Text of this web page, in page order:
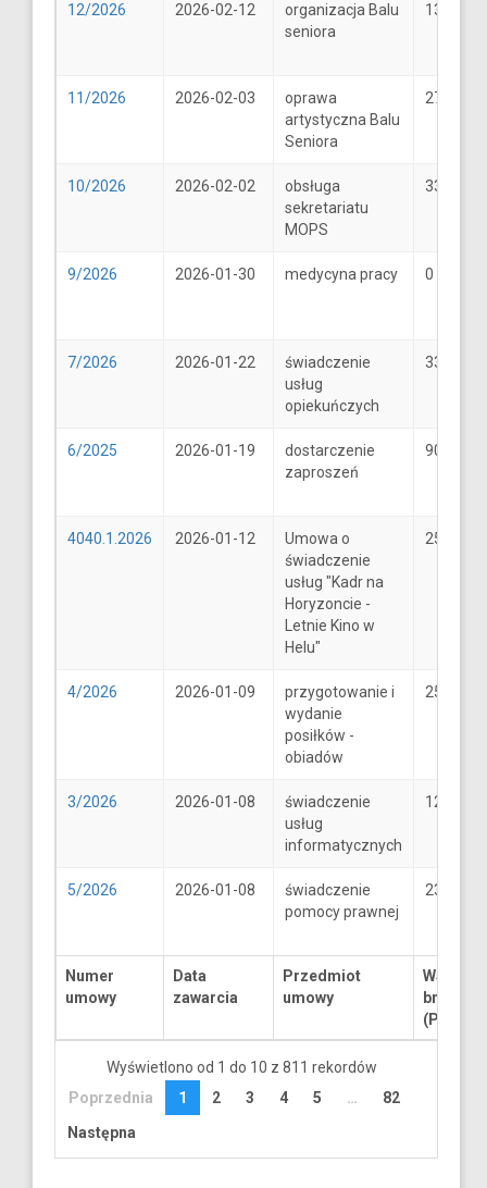
Numer
umowy
Data
zawarcia
Przedmiot
umowy
Wartość
brutto
(PLN)
12/2026 2026-02-12
organizacja Balu
seniora
13289.6
11/2026 2026-02-03
oprawa
artystyczna Balu
Seniora
2706
10/2026 2026-02-02
obsługa
sekretariatu
MOPS
33
9/2026 2026-01-30 medycyna pracy 0
7/2026 2026-01-22
świadczenie
usług
opiekuńczych
33
6/2025 2026-01-19
dostarczenie
zaproszeń
900
4040.1.2026 2026-01-12
Umowa o
świadczenie
usług "Kadr na
Horyzoncie -
Letnie Kino w
Helu"
25600
4/2026 2026-01-09
przygotowanie i
wydanie
posiłków -
obiadów
25
3/2026 2026-01-08
świadczenie
usług
informatycznych
1250
5/2026 2026-01-08
świadczenie
pomocy prawnej
2300
Wyświetlono od 1 do 10 z 811 rekordów
Poprzednia
1 2 3 4 5 …
82
Następna